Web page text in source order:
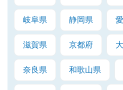
岐阜県 静岡県
滋賀県 京都府
奈良県 和歌山県